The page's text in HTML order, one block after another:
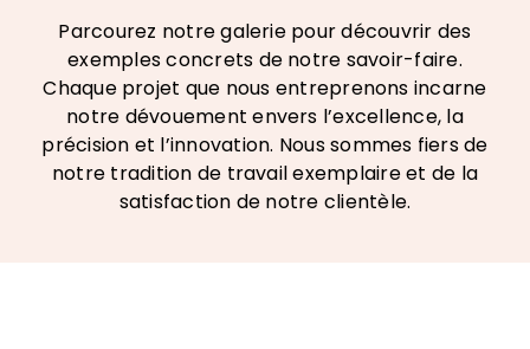
Parcourez notre galerie pour découvrir des
exemples concrets de notre savoir-faire.
Chaque projet que nous entreprenons incarne
notre dévouement envers l’excellence, la
précision et l’innovation. Nous sommes fiers de
notre tradition de travail exemplaire et de la
satisfaction de notre clientèle.